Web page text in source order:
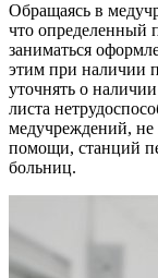
Обращаясь в
что определенный
заниматься
этим при наличии
уточнять о
листа
медучреждений,
помощи, станций
больниц.